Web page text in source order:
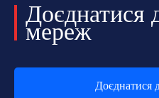
Доєднатися
мереж
Доєднатися